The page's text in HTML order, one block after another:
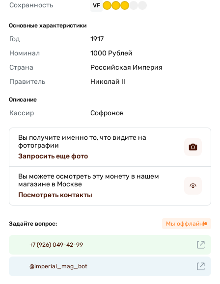
Сохранность VF
Основные характеристики
Год
1917
Номинал
1000 Рублей
Страна
Российская Империя
Правитель
Николай II
Описание
Кассир Софронов
Вы получите именно то, что видите на
фотографии
Запросить еще фото
Вы можете осмотреть эту монету в нашем
магазине в Москве
Посмотреть контакты
Задайте вопрос: Мы оффлайн!
+7 (926) 049-42-99
@imperial_mag_bot